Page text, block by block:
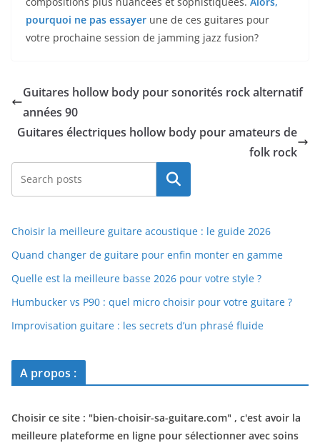
pourquoi ne pas essayer une de ces guitares ‍pour
votre prochaine session de jamming jazz fusion?
Guitares hollow body pour sonorités rock alternatif
années 90
Guitares électriques hollow body pour amateurs de
folk rock
Rechercher
Choisir la meilleure guitare acoustique : le guide 2026
Quand changer de guitare pour enfin monter en gamme
Quelle est la meilleure basse 2026 pour votre style ?
Humbucker vs P90 : quel micro choisir pour votre guitare ?
Improvisation guitare : les secrets d’un phrasé fluide
A propos :
Choisir ce site : "bien-choisir-sa-guitare.com" , c'est avoir la
meilleure plateforme en ligne pour sélectionner avec soins